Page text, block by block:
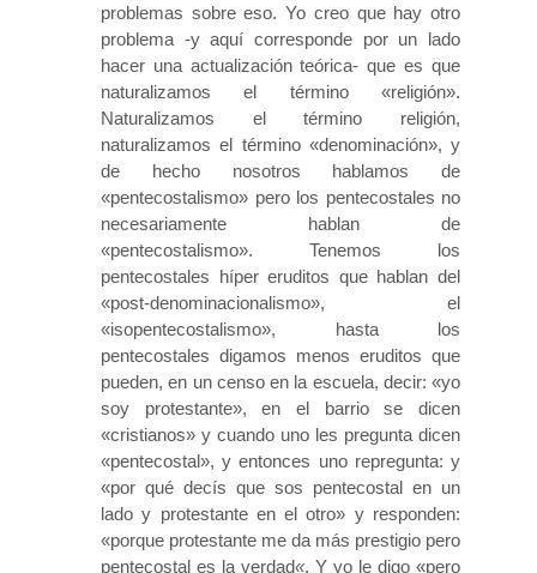
problemas sobre eso. Yo creo que hay otro
problema -y aquí corresponde por un lado
hacer una actualización teórica- que es que
naturalizamos el término «religión».
Naturalizamos el término religión,
naturalizamos el término «denominación», y
de hecho nosotros hablamos de
«pentecostalismo» pero los pentecostales no
necesariamente hablan de
«pentecostalismo». Tenemos los
pentecostales híper eruditos que hablan del
«post-denominacionalismo», el
«isopentecostalismo», hasta los
pentecostales digamos menos eruditos que
pueden, en un censo en la escuela, decir: «yo
soy protestante», en el barrio se dicen
«cristianos» y cuando uno les pregunta dicen
«pentecostal», y entonces uno repregunta: y
«por qué decís que sos pentecostal en un
lado y protestante en el otro» y responden:
«porque protestante me da más prestigio pero
pentecostal es la verdad«. Y yo le digo «pero